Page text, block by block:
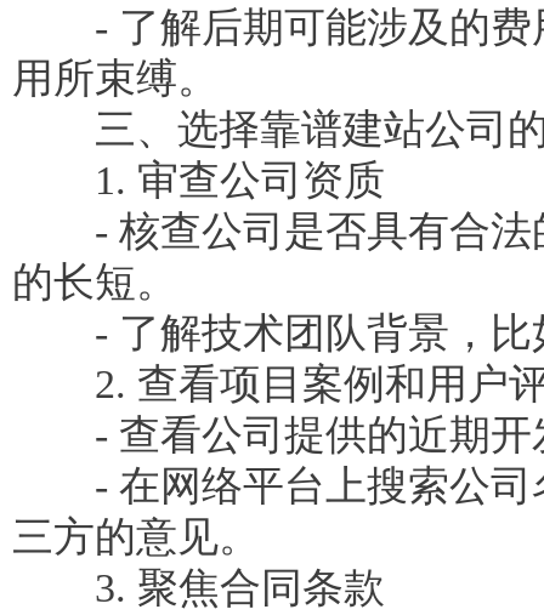
- 了解后期可能涉及的费
用所束缚。
三、选择靠谱建站公司
1. 审查公司资质
- 核查公司是否具有合法
的长短。
- 了解技术团队背景，比
2. 查看项目案例和用户
- 查看公司提供的近期开
- 在网络平台上搜索公司
三方的意见。
3. 聚焦合同条款